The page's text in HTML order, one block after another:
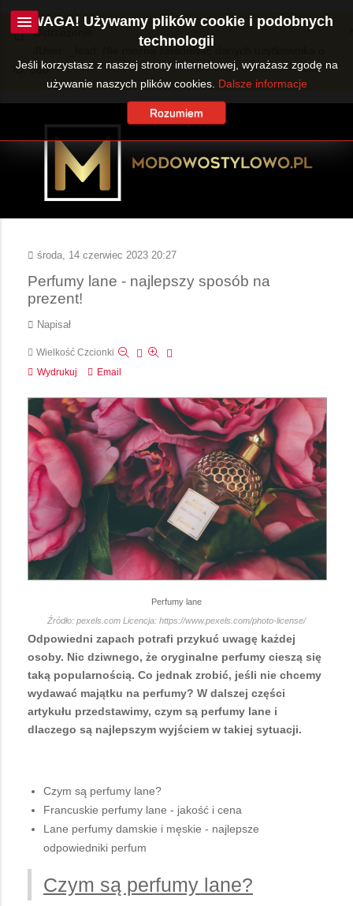
Ostrzeżenie
JUser::_load: Nie można załadować danych użytkownika o
ID: 360.
środa, 14 czerwiec 2023 20:27
Perfumy lane - najlepszy sposób na
prezent!
Napisał
Wielkość Czcionki
Wydrukuj
Email
Perfumy lane
Źródło: pexels.com Licencja: https://www.pexels.com/photo-license/
Odpowiedni zapach potrafi przykuć uwagę każdej
osoby. Nic dziwnego, że oryginalne perfumy cieszą się
taką popularnością. Co jednak zrobić, jeśli nie chcemy
wydawać majątku na perfumy? W dalszej części
artykułu przedstawimy, czym są perfumy lane i
dlaczego są najlepszym wyjściem w takiej sytuacji.
Czym są perfumy lane?
Francuskie perfumy lane - jakość i cena
Lane perfumy damskie i męskie - najlepsze
odpowiedniki perfum
Czym są perfumy lane?
UWAGA! Używamy plików cookie i podobnych
technologii
Jeśli korzystasz z naszej strony internetowej, wyrażasz zgodę na
używanie naszych plików cookies. Dalsze informacje
Rozumiem